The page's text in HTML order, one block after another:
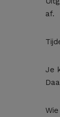
af.
Je